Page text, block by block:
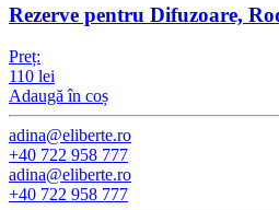
Rezerve pentru Difuzoare,
Preț:
110 lei
Adaugă în coș
adina@eliberte.ro
+40 722 958 777
adina@­eliberte.ro
+40 722 958 777